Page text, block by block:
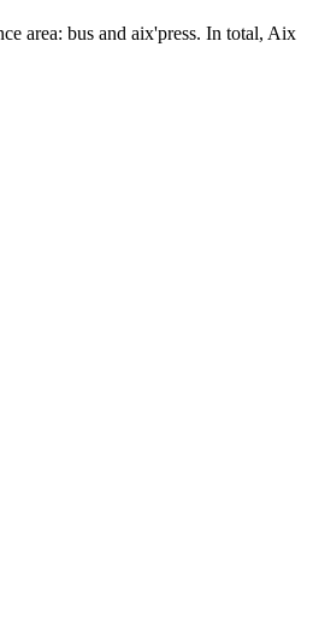
area: bus and aix'press. In total, Aix